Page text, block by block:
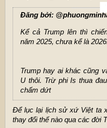
Đăng bởi:
Kể cả Trump lên thì
năm 2025, chưa kể là
Trump hay ai khác cũng
U thôi. Trừ phi Is thua
chấm dứt
Để lục lại lịch sử xứ Việt ta
thay đổi thế nào qua các đời